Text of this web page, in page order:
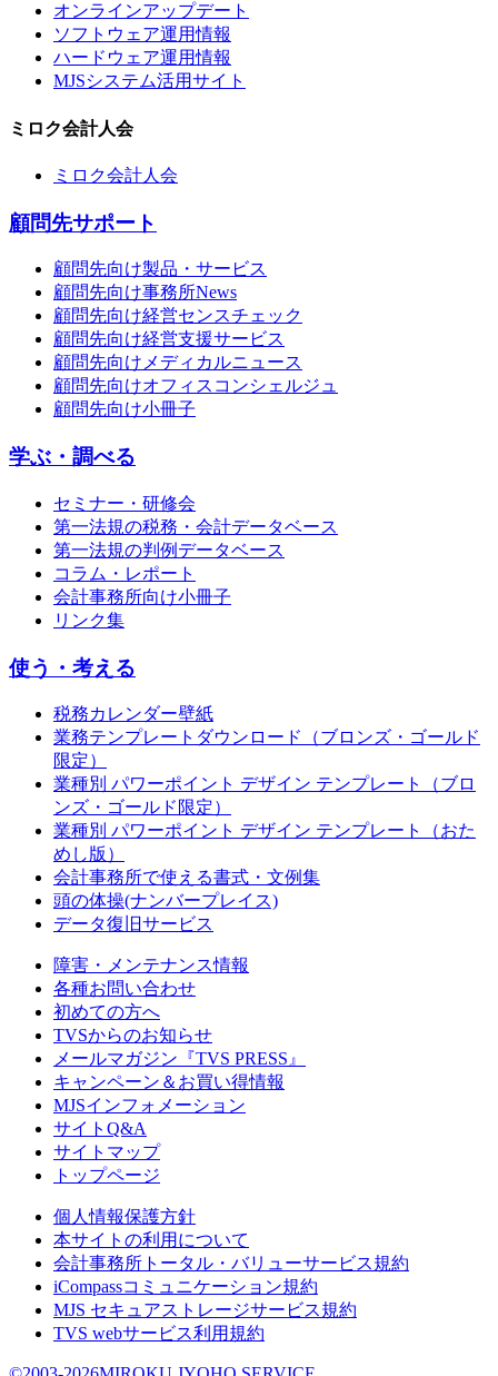
オンラインアップデート
ソフトウェア運用情報
ハードウェア運用情報
MJSシステム活用サイト
ミロク会計人会
ミロク会計人会
顧問先サポート
顧問先向け製品・サービス
顧問先向け事務所News
顧問先向け経営センスチェック
顧問先向け経営支援サービス
顧問先向けメディカルニュース
顧問先向けオフィスコンシェルジュ
顧問先向け小冊子
学ぶ・調べる
セミナー・研修会
第一法規の税務・会計データベース
第一法規の判例データベース
コラム・レポート
会計事務所向け小冊子
リンク集
使う・考える
税務カレンダー壁紙
業務テンプレートダウンロード（ブロンズ・ゴールド
限定）
業種別 パワーポイント デザイン テンプレート（ブロ
ンズ・ゴールド限定）
業種別 パワーポイント デザイン テンプレート（おた
めし版）
会計事務所で使える書式・文例集
頭の体操(ナンバープレイス)
データ復旧サービス
障害・メンテナンス情報
各種お問い合わせ
初めての方へ
TVSからのお知らせ
メールマガジン『TVS PRESS』
キャンペーン＆お買い得情報
MJSインフォメーション
サイトQ&A
サイトマップ
トップページ
個人情報保護方針
本サイトの利用について
会計事務所トータル・バリューサービス規約
iCompassコミュニケーション規約
MJS セキュアストレージサービス規約
TVS webサービス利用規約